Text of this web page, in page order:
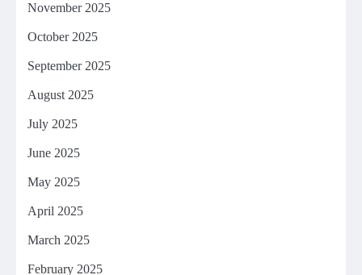
November 2025
October 2025
September 2025
August 2025
July 2025
June 2025
May 2025
April 2025
March 2025
February 2025